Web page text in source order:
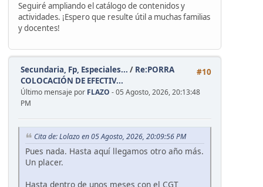
Seguiré ampliando el catálogo de contenidos y
actividades. ¡Espero que resulte útil a muchas familias
y docentes!
#10
Secundaria, Fp, Especiales... / Re:PORRA
COLOCACIÓN DE EFECTIV...
Último mensaje por FLAZO - 05 Agosto, 2026, 20:13:48
PM
Cita de: Lolazo en 05 Agosto, 2026, 20:09:56 PM
Pues nada. Hasta aquí llegamos otro año más.
Un placer.
Hasta dentro de unos meses con el CGT